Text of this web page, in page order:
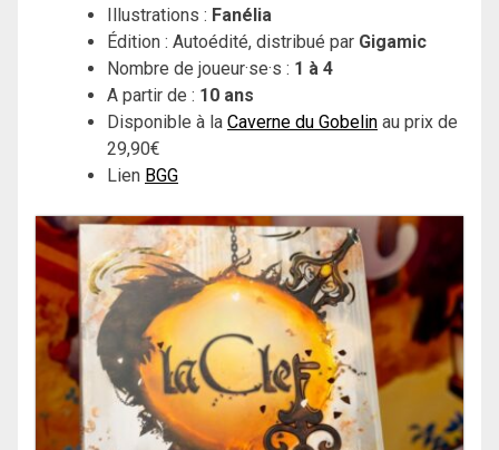
Illustrations : Fanélia
Édition : Autoédité, distribué par Gigamic
Nombre de joueur·se·s : 1 à 4
A partir de : 10 ans
Disponible à la Caverne du Gobelin au prix de
29,90€
Lien BGG